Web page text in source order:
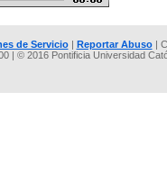
de Servicio| Reportar Abuso|
| © 2016 Pontificia Universidad